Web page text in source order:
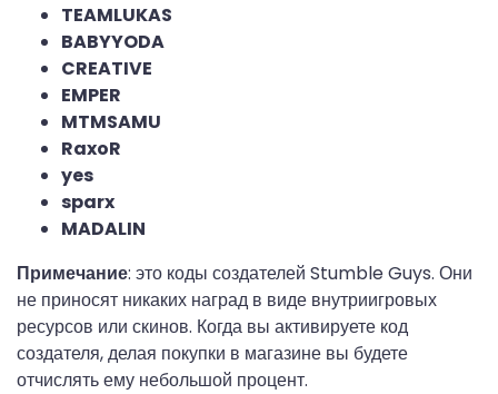
TEAMLUKAS
BABYYODA
CREATIVE
EMPER
MTMSAMU
RaxoR
yes
sparx
MADALIN
Примечание: это коды создателей Stumble Guys. Они
не приносят никаких наград в виде внутриигровых
ресурсов или скинов. Когда вы активируете код
создателя, делая покупки в магазине вы будете
отчислять ему небольшой процент.